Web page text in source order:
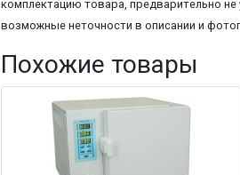
комплектацию товара, предварительно
возможные неточности в описании и
Похожие товары